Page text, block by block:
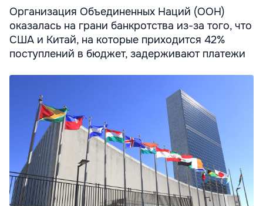
Организация Объединенных Наций (ООН)
оказалась на грани банкротства из-за того, что
США и Китай, на которые приходится 42%
поступлений в бюджет, задерживают платежи